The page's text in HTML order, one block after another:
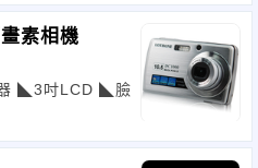
素相機
◣3吋LCD ◣臉